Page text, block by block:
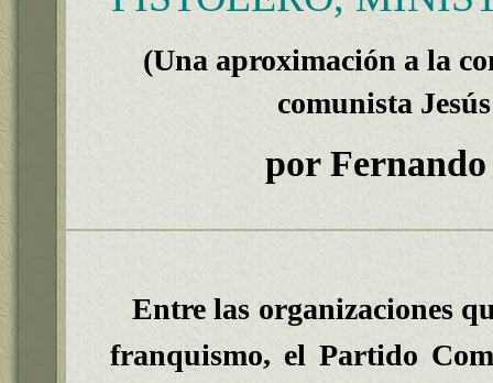
(Una aproximación a la
comunista
por Fernando
Entre las organizaciones
franquismo, el Partido